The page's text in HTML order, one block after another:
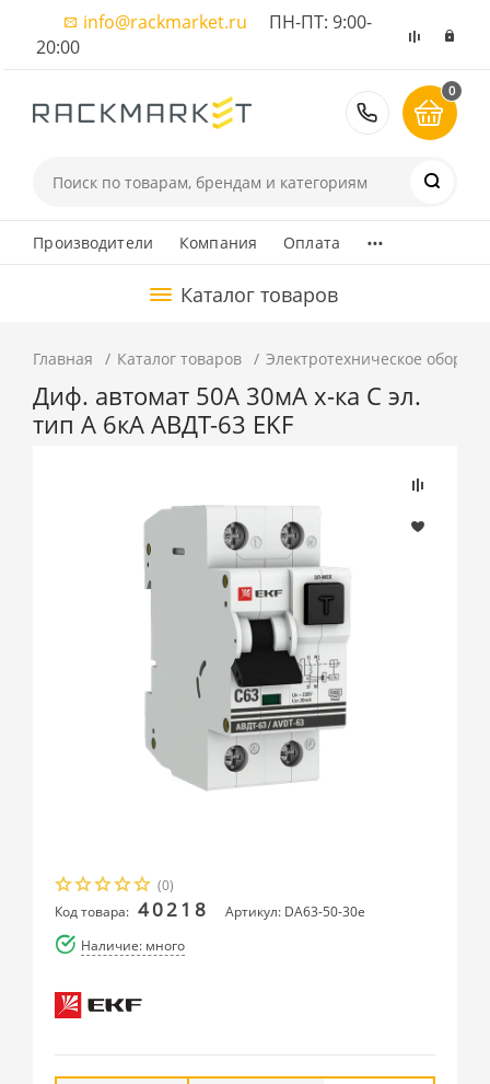
info@rackmarket.ru ПН-ПТ: 9:00-
20:00
8 (495)
0
Производители Компания Оплата ...
Каталог товаров
Главная Каталог товаров Электротехническое
Диф. автомат 50А 30мА х-ка C эл.
тип A 6кА АВДТ-63 EKF
(0)
Код товара: 40218
Артикул: DA63-50-30e
Наличие: много